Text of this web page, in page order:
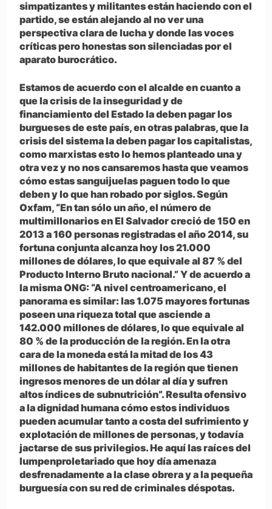
simpatizantes y militantes están haciendo con el
partido, se están alejando al no ver una
perspectiva clara de lucha y donde las voces
críticas pero honestas son silenciadas por el
aparato burocrático.
Estamos de acuerdo con el alcalde en cuanto a
que la crisis de la inseguridad y de
financiamiento del Estado la deben pagar los
burgueses de este país, en otras palabras, que la
crisis del sistema la deben pagar los capitalistas,
como marxistas esto lo hemos planteado una y
otra vez y no nos cansaremos hasta que veamos
cómo estas sanguijuelas paguen todo lo que
deben y lo que han robado por siglos. Según
Oxfam, “En tan sólo un año, el número de
multimillonarios en El Salvador creció de 150 en
2013 a 160 personas registradas el año 2014, su
fortuna conjunta alcanza hoy los 21.000
millones de dólares, lo que equivale al 87 % del
Producto Interno Bruto nacional.” Y de acuerdo a
la misma ONG: “A nivel centroamericano, el
panorama es similar: las 1.075 mayores fortunas
poseen una riqueza total que asciende a
142.000 millones de dólares, lo que equivale al
80 % de la producción de la región. En la otra
cara de la moneda está la mitad de los 43
millones de habitantes de la región que tienen
ingresos menores de un dólar al día y sufren
altos índices de subnutrición”. Resulta ofensivo
a la dignidad humana cómo estos individuos
pueden acumular tanto a costa del sufrimiento y
explotación de millones de personas, y todavía
jactarse de sus privilegios. He aquí las raíces del
lumpenproletariado que hoy día amenaza
desfrenadamente a la clase obrera y a la pequeña
burguesía con su red de criminales déspotas.